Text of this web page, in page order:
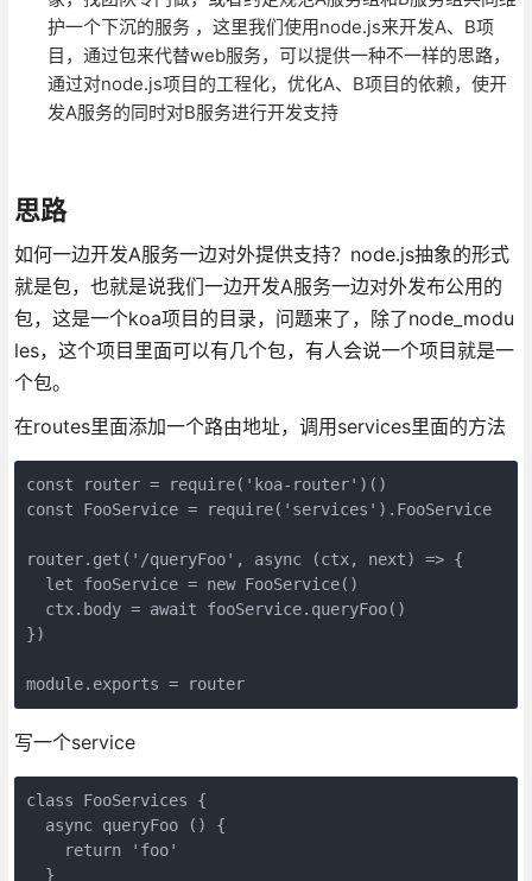
护一个下沉的服务 ，这里我们使用node.js来开发A、B项
目，通过包来代替web服务，可以提供一种不一样的思路，
通过对node.js项目的工程化，优化A、B项目的依赖，使开
发A服务的同时对B服务进行开发支持
思路
如何一边开发A服务一边对外提供支持？node.js抽象的形式
就是包，也就是说我们一边开发A服务一边对外发布公用的
包，这是一个koa项目的目录，问题来了，除了node_modu
les，这个项目里面可以有几个包，有人会说一个项目就是一
个包。
在routes里面添加一个路由地址，调用services里面的方法
const router = require('koa-router')()
const FooService = require('services').FooService
router.get('/queryFoo', async (ctx, next) => {
  let fooService = new FooService()
  ctx.body = await fooService.queryFoo()
})
module.exports = router
写一个service
class FooServices {
  async queryFoo () {
    return 'foo'
  }